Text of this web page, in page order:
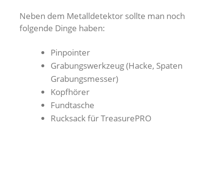
Neben dem Metalldetektor sollte man noch
folgende Dinge haben:
Pinpointer
Grabungswerkzeug (Hacke, Spaten
Grabungsmesser)
Kopfhörer
Fundtasche
Rucksack für TreasurePRO